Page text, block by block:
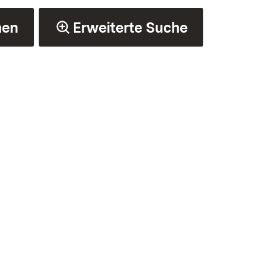
Erweiterte Suche